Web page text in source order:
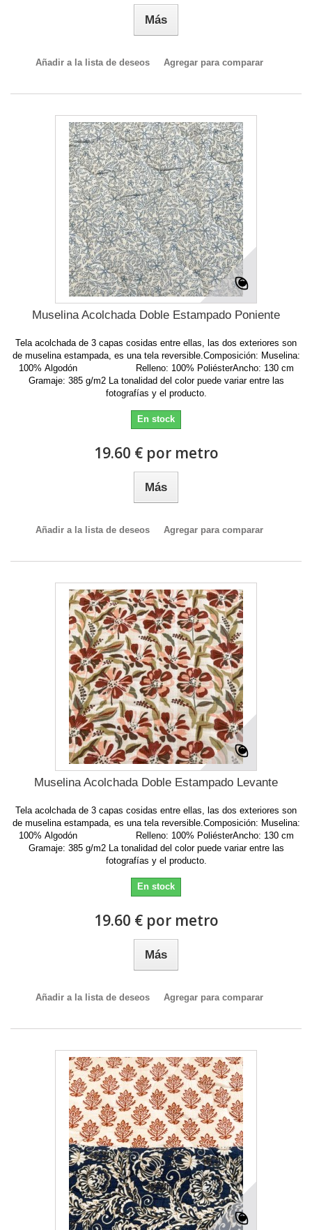
Más
Añadir a la lista de deseos Agregar para comparar
Muselina Acolchada Doble Estampado Poniente
Tela acolchada de 3 capas cosidas entre ellas, las dos exteriores son
de muselina estampada, es una tela reversible.Composición: Muselina:
100% Algodón Relleno: 100% PoliésterAncho: 130 cm
Gramaje: 385 g/m2 La tonalidad del color puede variar entre las
fotografías y el producto.
En stock
19.60 € por metro
Más
Añadir a la lista de deseos Agregar para comparar
Muselina Acolchada Doble Estampado Levante
Tela acolchada de 3 capas cosidas entre ellas, las dos exteriores son
de muselina estampada, es una tela reversible.Composición: Muselina:
100% Algodón Relleno: 100% PoliésterAncho: 130 cm
Gramaje: 385 g/m2 La tonalidad del color puede variar entre las
fotografías y el producto.
En stock
19.60 € por metro
Más
Añadir a la lista de deseos Agregar para comparar